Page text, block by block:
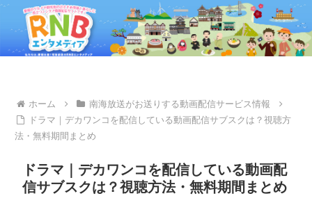
ホーム
南海放送がお送りする動画配信サービス情報
ドラマ｜デカワンコを配信している動画配信サブスクは？視聴方
法・無料期間まとめ
ドラマ｜デカワンコを配信している動画配
信サブスクは？視聴方法・無料期間まとめ